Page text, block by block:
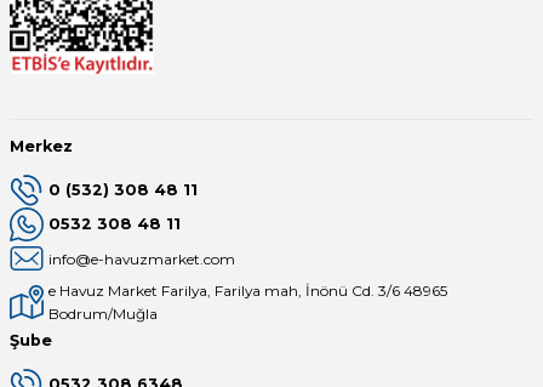
Merkez
0 (532) 308 48 11
0532 308 48 11
info@e-havuzmarket.com
e Havuz Market Farilya, Farilya mah, İnönü Cd. 3/6 48965
Bodrum/Muğla
Şube